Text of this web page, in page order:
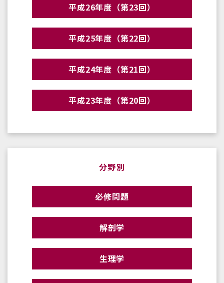
平成26年度（第23回）
平成25年度（第22回）
平成24年度（第21回）
平成23年度（第20回）
分野別
必修問題
解剖学
生理学